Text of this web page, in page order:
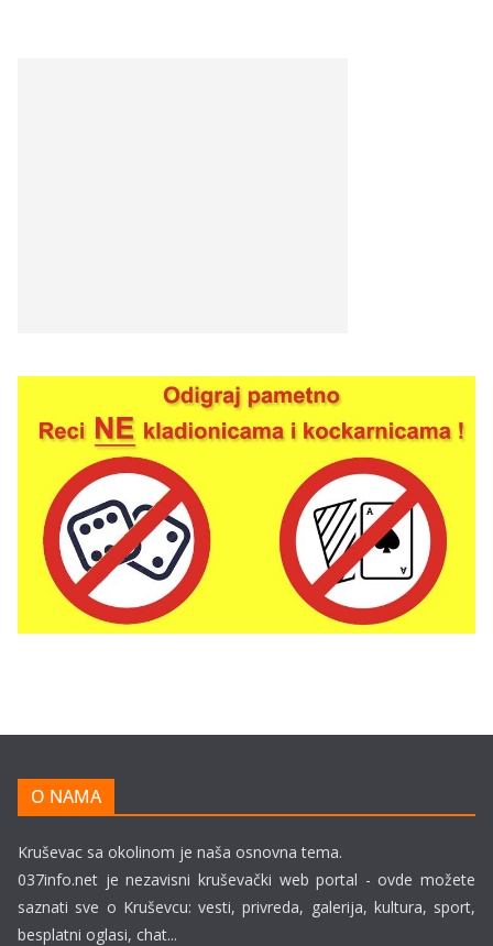
O NAMA
Kruševac sa okolinom je naša osnovna tema.
037info.net je nezavisni kruševački web portal - ovde možete
saznati sve o Kruševcu: vesti, privreda, galerija, kultura, sport,
besplatni oglasi, chat...